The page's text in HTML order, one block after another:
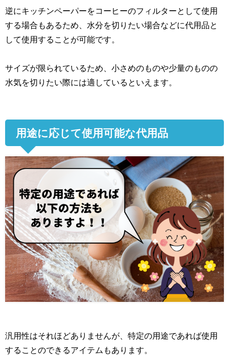
逆にキッチンペーパーをコーヒーのフィルターとして使用
する場合もあるため、水分を切りたい場合などに代用品と
して使用することが可能です。
サイズが限られているため、小さめのものや少量のものの
水気を切りたい際には適しているといえます。
用途に応じて使用可能な代用品
汎用性はそれほどありませんが、特定の用途であれば使用
することのできるアイテムもあります。